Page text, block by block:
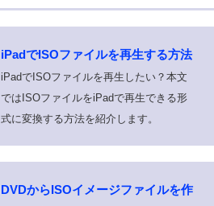
iPadでISOファイルを再生する方法
iPadでISOファイルを再生したい？本文
ではISOファイルをiPadで再生できる形
式に変換する方法を紹介します。
DVDからISOイメージファイルを作